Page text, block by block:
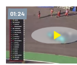
01:24